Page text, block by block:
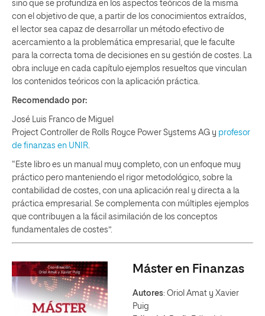
sino que se profundiza en los aspectos teóricos de la misma
con el objetivo de que, a partir de los conocimientos extraídos,
el lector sea capaz de desarrollar un método efectivo de
acercamiento a la problemática empresarial, que le faculte
para la correcta toma de decisiones en su gestión de costes. La
obra incluye en cada capítulo ejemplos resueltos que vinculan
los contenidos teóricos con la aplicación práctica.
Recomendado por:
José Luis Franco de Miguel
Project Controller de Rolls Royce Power Systems AG y profesor
de finanzas en UNIR
“Este libro es un manual muy completo, con un enfoque muy
práctico pero manteniendo el rigor metodológico, sobre la
contabilidad de costes, con una aplicación real y directa a la
práctica empresarial. Se complementa con múltiples ejemplos
que contribuyen a la fácil asimilación de los conceptos
fundamentales de costes”.
Máster en Finanzas
Autores: Oriol Amat y Xavier
Puig